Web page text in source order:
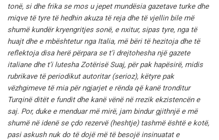
tonë, si dhe frika se mos u jepet mundësia gazetave turke dhe
miqve të tyre të hedhin akuza të reja dhe të vjellin bile më
shumë kundër kryengritjes sonë, e nxitur, sipas tyre, nga të
huajt dhe e mbështetur nga Italia, më bëri të hezitoja dhe të
reflektoja disa herë përpara se t’i drejtohesha një gazete
italiane dhe t’i lutesha Zotërisë Suaj, për pak hapësirë, midis
rubrikave të periodikut autoritar (serioz), këtyre pak
vëzhgimeve të mia për ngjarjet e rënda që kanë tronditur
Turqinë ditët e fundit dhe kanë vënë në rrezik ekzistencën e
saj. Por, duke e menduar më mirë, jam bindur gjithnjë e më
shumë në idenë se çdo rezervë (heshtje) tashmë është e kotë,
pasi askush nuk do të dojë më të besojë insinuatat e